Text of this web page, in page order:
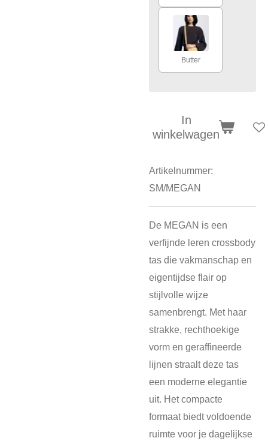
Butter
In
winkelwagen
Artikelnummer:
SM/MEGAN
De MEGAN is een
verfijnde leren crossbody
tas die vakmanschap en
eigentijdse flair op
stijlvolle wijze
samenbrengt. Met haar
strakke, rechthoekige
vorm en geraffineerde
lijnen straalt deze tas
een moderne elegantie
uit. Het compacte
formaat biedt voldoende
ruimte voor je dagelijkse